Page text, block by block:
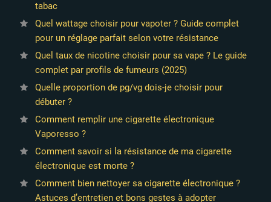
tabac
Quel wattage choisir pour vapoter ? Guide complet
pour un réglage parfait selon votre résistance
Quel taux de nicotine choisir pour sa vape ? Le guide
complet par profils de fumeurs (2025)
Quelle proportion de pg/vg dois-je choisir pour
débuter ?
Comment remplir une cigarette électronique
Vaporesso ?
Comment savoir si la résistance de ma cigarette
électronique est morte ?
Comment bien nettoyer sa cigarette électronique ?
Astuces d’entretien et bons gestes à adopter